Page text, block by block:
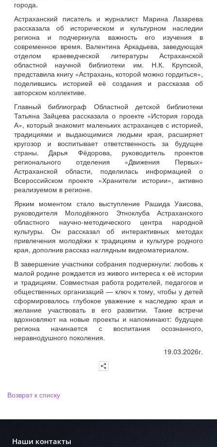
города.
Астраханский писатель и журналист Марина Лазарева
рассказала об историческом и культурном наследии
региона и подчеркнула важность его изучения в
современное время. Валентина Аркадьева, заведующая
отделом краеведческой литературы Астраханской
областной научной библиотеки им. Н.К. Крупской,
представила книгу «Астрахань, которой можно гордиться»,
поделившись историей её создания и рассказав об
авторском коллективе.
Главный библиограф Областной детской библиотеки
Татьяна Зайцева рассказала о проекте «История города
А», который знакомит маленьких астраханцев с историей,
традициями и выдающимися людьми края, расширяет
кругозор и воспитывает ответственность за будущее
страны. Дарья Фёдорова, руководитель проектов
регионального отделения «Движения Первых»
Астраханской области, поделилась информацией о
Всероссийском проекте «Хранители истории», активно
реализуемом в регионе.
Ярким моментом стало выступление Рашида Уаисова,
руководителя Молодёжного Этноклуба Астраханского
областного научно‑методического центра народной
культуры. Он рассказал об интерактивных методах
привлечения молодёжи к традициям и культуре родного
края, дополнив рассказ наглядным видеоматериалом.
В завершение участники собрания подчеркнули: любовь к
малой родине рождается из живого интереса к её истории
и традициям. Совместная работа родителей, педагогов и
общественных организаций — ключ к тому, чтобы у детей
сформировалось глубокое уважение к наследию края и
желание участвовать в его развитии. Такие встречи
вдохновляют на новые проекты и напоминают: будущее
региона начинается с воспитания осознанного,
неравнодушного поколения.
19.03.2026г.
Возврат к списку
Наши контакты